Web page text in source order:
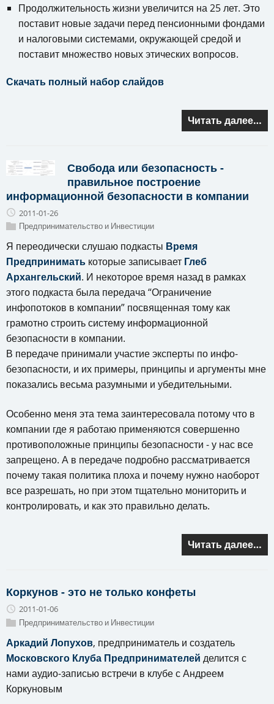
Продолжительность жизни увеличится на 25 лет. Это
поставит новые задачи перед пенсионными фондами
и налоговыми системами, окружающей средой и
поставит множество новых этических вопросов.
Скачать полный набор слайдов
Читать далее…
Свобода или безопасность -
правильное построение
информационной безопасности в компании
2011-01-26
Предпринимательство и Инвестиции
Я переодически слушаю подкасты Время
Предпринимать которые записывает Глеб
Архангельский. И некоторое время назад в рамках
этого подкаста была передача “Ограничение
инфопотоков в компании” посвященная тому как
грамотно строить систему информационной
безопасности в компании.
В передаче принимали участие эксперты по инфо-
безопасности, и их примеры, принципы и аргументы мне
показались весьма разумными и убедительными.
Особенно меня эта тема заинтересовала потому что в
компании где я работаю применяются совершенно
противоположные принципы безопасности - у нас все
запрещено. А в передаче подробно рассматривается
почему такая политика плоха и почему нужно наоборот
все разрешать, но при этом тщательно мониторить и
контролировать, и как это правильно делать.
Читать далее…
Коркунов - это не только конфеты
2011-01-06
Предпринимательство и Инвестиции
Аркадий Лопухов, предприниматель и создатель
Московского Клуба Предпринимателей делится с
нами аудио-записью встречи в клубе с Андреем
Коркуновым